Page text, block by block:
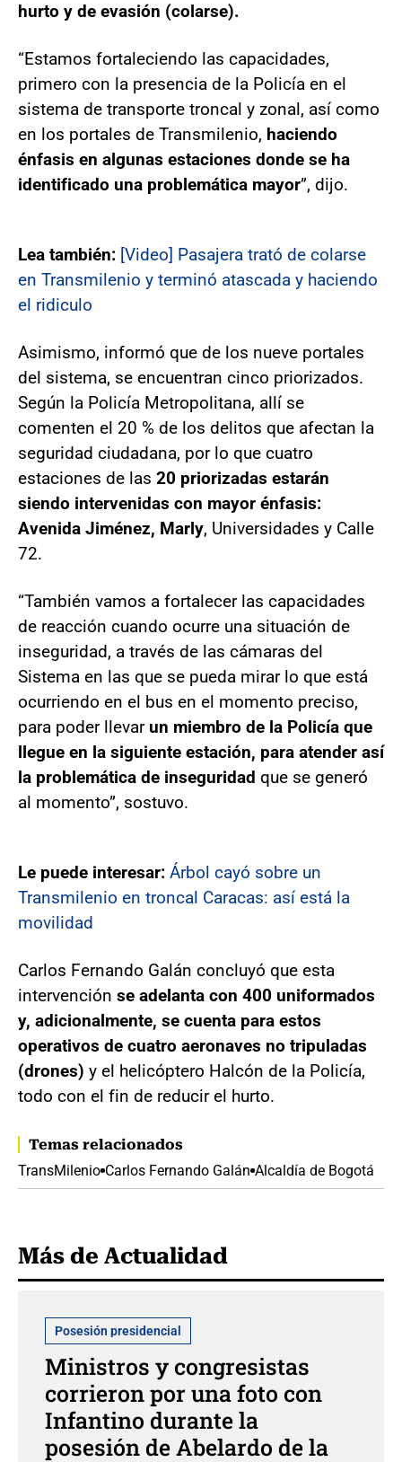
hurto y de evasión (colarse).
“Estamos fortaleciendo las capacidades,
primero con la presencia de la Policía en el
sistema de transporte troncal y zonal, así como
en los portales de Transmilenio, haciendo
énfasis en algunas estaciones donde se ha
identificado una problemática mayor”, dijo.
Lea también: [Video] Pasajera trató de colarse
en Transmilenio y terminó atascada y haciendo
el ridiculo
Asimismo, informó que de los nueve portales
del sistema, se encuentran cinco priorizados.
Según la Policía Metropolitana, allí se
comenten el 20 % de los delitos que afectan la
seguridad ciudadana, por lo que cuatro
estaciones de las 20 priorizadas estarán
siendo intervenidas con mayor énfasis:
Avenida Jiménez, Marly, Universidades y Calle
72.
“También vamos a fortalecer las capacidades
de reacción cuando ocurre una situación de
inseguridad, a través de las cámaras del
Sistema en las que se pueda mirar lo que está
ocurriendo en el bus en el momento preciso,
para poder llevar un miembro de la Policía que
llegue en la siguiente estación, para atender así
la problemática de inseguridad que se generó
al momento”, sostuvo.
Le puede interesar: Árbol cayó sobre un
Transmilenio en troncal Caracas: así está la
movilidad
Carlos Fernando Galán concluyó que esta
intervención se adelanta con 400 uniformados
y, adicionalmente, se cuenta para estos
operativos de cuatro aeronaves no tripuladas
(drones) y el helicóptero Halcón de la Policía,
todo con el fin de reducir el hurto.
Temas relacionados
TransMilenio Carlos Fernando Galán Alcaldía de Bogotá
Más de Actualidad
Posesión presidencial
Ministros y congresistas
corrieron por una foto con
Infantino durante la
posesión de Abelardo de la